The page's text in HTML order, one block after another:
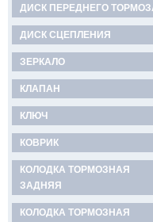
ДИСК ПЕРЕДНЕГО
ДИСК СЦЕПЛЕНИЯ
ЗЕРКАЛО
КЛАПАН
КЛЮЧ
КОВРИК
КОЛОДКА ТОРМОЗНАЯ
ЗАДНЯЯ
КОЛОДКА ТОРМОЗНАЯ